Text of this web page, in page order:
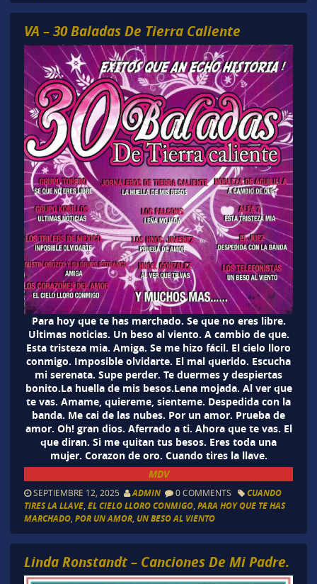
VA – 30 Baladas De Tierra Caliente
Para hoy que te has marchado. Se que no eres libre.
Ultimas noticias. Un beso al viento. A cambio de que.
Esta tristeza mia. Amiga. Se me hizo fácil. El cielo lloro
conmigo. Imposible olvidarte. El mal querido. Escucha
mi serenata. Supe perder. Te duermes y despiertas
bonito.La huella de mis besos.Lena mojada. Al ver que
te vas. Amame, quiereme, sienteme. Despedida con la
banda. Me cai de las nubes. Por un amor. Prueba de
amor. Oh! gran dios. Aferrado a ti. Ahora que te vas. El
que diran. Si me quitan tus besos. Eres toda una
mujer. Corazon de oro. Cuando tires la llave.
MDV
SEPTIEMBRE 12, 2025 ADMIN 0 COMMENTS
CUANDO
TIRES LA LLAVE, EL CIELO LLORO CONMIGO, PARA HOY QUE TE HAS
MARCHADO, POR UN AMOR, UN BESO AL VIENTO
Linda Ronstandt – Canciones De Mi Padre.